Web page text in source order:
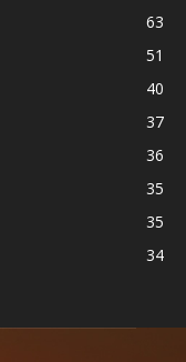
63
51
40
37
36
35
35
34